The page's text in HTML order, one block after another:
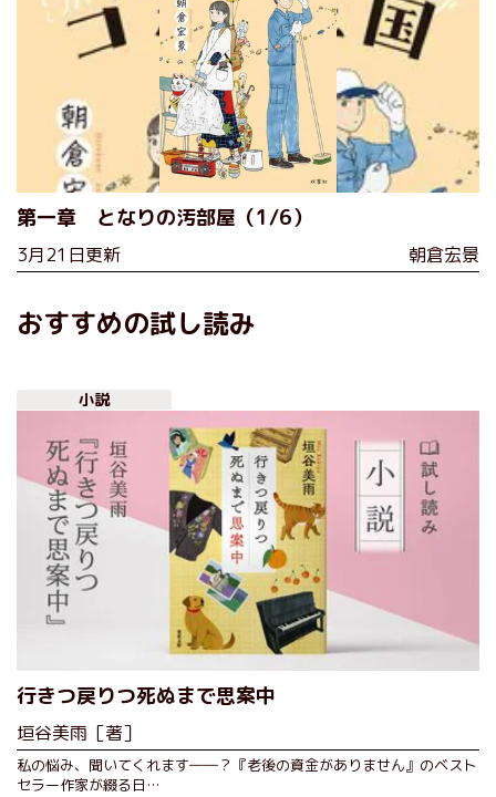
第一章 となりの汚部屋（1/6）
3月21日更新 朝倉宏景
おすすめの試し読み
小説
行きつ戻りつ死ぬまで思案中
垣谷美雨［著］
私の悩み、聞いてくれます――？『老後の資金がありません』のベスト
セラー作家が綴る日…